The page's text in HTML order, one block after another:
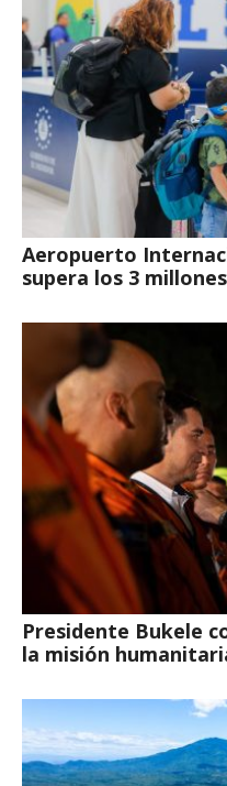
Aeropuerto
supera los 3
Presidente Bukele
la misión